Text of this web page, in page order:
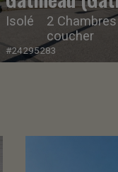
Isolé
2
coucher
#24295283